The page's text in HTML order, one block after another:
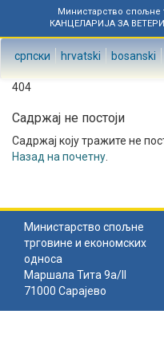
Министарство спољне
КАНЦЕЛАРИЈА ЗА
српски hrvatski bosanski
404
Садржај не постоји
Садржај коју тражите не
Назад на почетну
Министарство спољне
трговине и економских
односа
Маршала Тита 9а/II
71000 Сарајево